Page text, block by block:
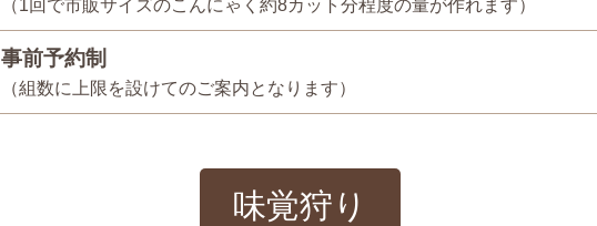
（1回で市販サイズのこんにゃく約8カット分程度の量が作れます）
事前予約制
（組数に上限を設けてのご案内となります）
味覚狩り